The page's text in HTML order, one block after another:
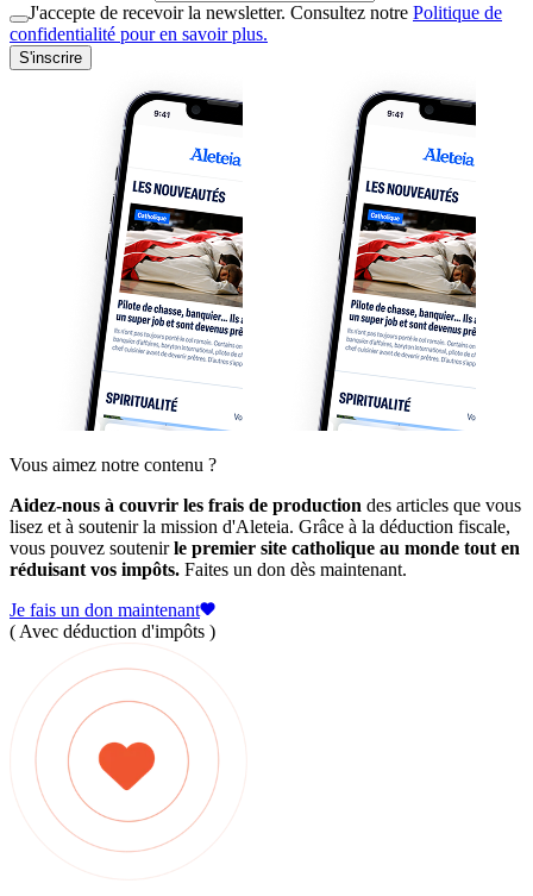
J'accepte de recevoir la newsletter. Consultez notre Politique de
confidentialité pour en savoir plus.
S'inscrire
Vous aimez notre contenu ?
Aidez-nous à couvrir les frais de production des articles que vous
lisez et à soutenir la mission d'Aleteia. Grâce à la déduction fiscale,
vous pouvez soutenirle premier site catholique au monde tout en
réduisant vos impôts. Faites un don dès maintenant.
Je fais un don maintenant
( Avec déduction d'impôts )